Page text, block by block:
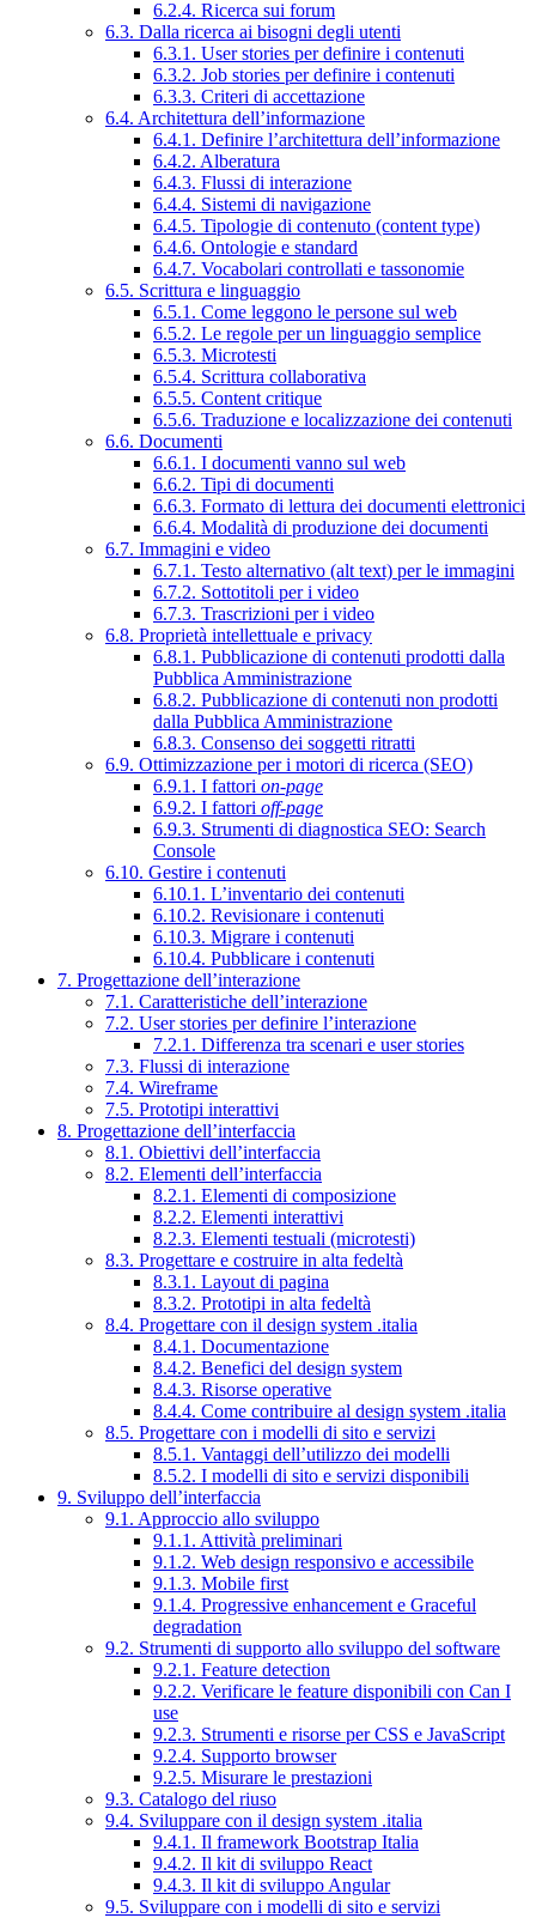
6.2.4. Ricerca sui forum
6.3. Dalla ricerca ai bisogni degli utenti
6.3.1. User stories per definire i contenuti
6.3.2. Job stories per definire i contenuti
6.3.3. Criteri di accettazione
6.4. Architettura dell’informazione
6.4.1. Definire l’architettura dell’informazione
6.4.2. Alberatura
6.4.3. Flussi di interazione
6.4.4. Sistemi di navigazione
6.4.5. Tipologie di contenuto (content type)
6.4.6. Ontologie e standard
6.4.7. Vocabolari controllati e tassonomie
6.5. Scrittura e linguaggio
6.5.1. Come leggono le persone sul web
6.5.2. Le regole per un linguaggio semplice
6.5.3. Microtesti
6.5.4. Scrittura collaborativa
6.5.5. Content critique
6.5.6. Traduzione e localizzazione dei contenuti
6.6. Documenti
6.6.1. I documenti vanno sul web
6.6.2. Tipi di documenti
6.6.3. Formato di lettura dei documenti elettronici
6.6.4. Modalità di produzione dei documenti
6.7. Immagini e video
6.7.1. Testo alternativo (alt text) per le immagini
6.7.2. Sottotitoli per i video
6.7.3. Trascrizioni per i video
6.8. Proprietà intellettuale e privacy
6.8.1. Pubblicazione di contenuti prodotti dalla
Pubblica Amministrazione
6.8.2. Pubblicazione di contenuti non prodotti
dalla Pubblica Amministrazione
6.8.3. Consenso dei soggetti ritratti
6.9. Ottimizzazione per i motori di ricerca (SEO)
6.9.1. I fattori on-page
6.9.2. I fattori off-page
6.9.3. Strumenti di diagnostica SEO: Search
Console
6.10. Gestire i contenuti
6.10.1. L’inventario dei contenuti
6.10.2. Revisionare i contenuti
6.10.3. Migrare i contenuti
6.10.4. Pubblicare i contenuti
7. Progettazione dell’interazione
7.1. Caratteristiche dell’interazione
7.2. User stories per definire l’interazione
7.2.1. Differenza tra scenari e user stories
7.3. Flussi di interazione
7.4. Wireframe
7.5. Prototipi interattivi
8. Progettazione dell’interfaccia
8.1. Obiettivi dell’interfaccia
8.2. Elementi dell’interfaccia
8.2.1. Elementi di composizione
8.2.2. Elementi interattivi
8.2.3. Elementi testuali (microtesti)
8.3. Progettare e costruire in alta fedeltà
8.3.1. Layout di pagina
8.3.2. Prototipi in alta fedeltà
8.4. Progettare con il design system .italia
8.4.1. Documentazione
8.4.2. Benefici del design system
8.4.3. Risorse operative
8.4.4. Come contribuire al design system .italia
8.5. Progettare con i modelli di sito e servizi
8.5.1. Vantaggi dell’utilizzo dei modelli
8.5.2. I modelli di sito e servizi disponibili
9. Sviluppo dell’interfaccia
9.1. Approccio allo sviluppo
9.1.1. Attività preliminari
9.1.2. Web design responsivo e accessibile
9.1.3. Mobile first
9.1.4. Progressive enhancement e Graceful
degradation
9.2. Strumenti di supporto allo sviluppo del software
9.2.1. Feature detection
9.2.2. Verificare le feature disponibili con Can I
use
9.2.3. Strumenti e risorse per CSS e JavaScript
9.2.4. Supporto browser
9.2.5. Misurare le prestazioni
9.3. Catalogo del riuso
9.4. Sviluppare con il design system .italia
9.4.1. Il framework Bootstrap Italia
9.4.2. Il kit di sviluppo React
9.4.3. Il kit di sviluppo Angular
9.5. Sviluppare con i modelli di sito e servizi